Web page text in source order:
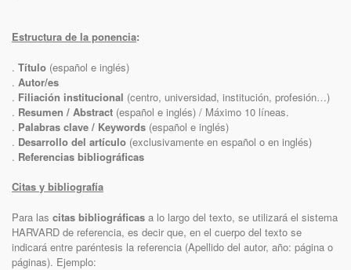
Estructura de la ponencia:
. Título (español e inglés)
. Autor/es
. Filiación institucional (centro, universidad, institución, profesión…)
. Resumen / Abstract (español e inglés) / Máximo 10 líneas.
. Palabras clave / Keywords (español e inglés)
. Desarrollo del artículo (exclusivamente en español o en inglés)
. Referencias bibliográficas
Citas y bibliografía
Para las citas bibliográficas a lo largo del texto, se utilizará el sistema
HARVARD de referencia, es decir que, en el cuerpo del texto se
indicará entre paréntesis la referencia (Apellido del autor, año: página o
páginas). Ejemplo: